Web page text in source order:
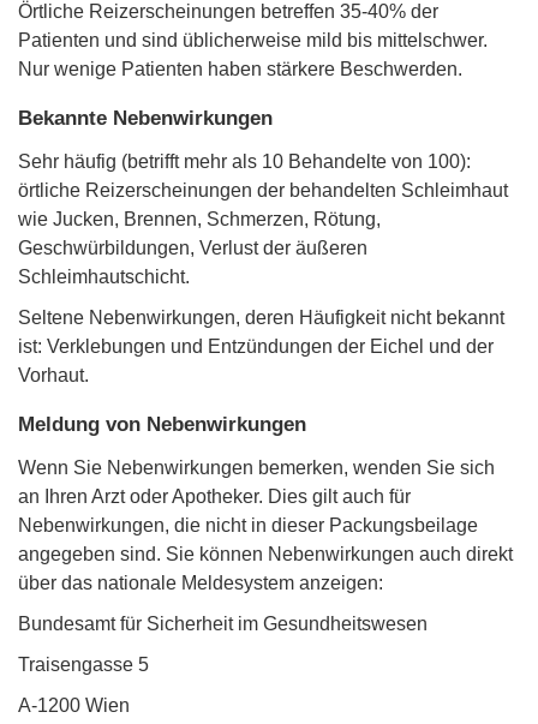
Örtliche Reizerscheinungen betreffen 35-40% der
Patienten und sind üblicherweise mild bis mittelschwer.
Nur wenige Patienten haben stärkere Beschwerden.
Bekannte Nebenwirkungen
Sehr häufig (betrifft mehr als 10 Behandelte von 100):
örtliche Reizerscheinungen der behandelten Schleimhaut
wie Jucken, Brennen, Schmerzen, Rötung,
Geschwürbildungen, Verlust der äußeren
Schleimhautschicht.
Seltene Nebenwirkungen, deren Häufigkeit nicht bekannt
ist: Verklebungen und Entzündungen der Eichel und der
Vorhaut.
Meldung von Nebenwirkungen
Wenn Sie Nebenwirkungen bemerken, wenden Sie sich
an Ihren Arzt oder Apotheker. Dies gilt auch für
Nebenwirkungen, die nicht in dieser Packungsbeilage
angegeben sind. Sie können Nebenwirkungen auch direkt
über das nationale Meldesystem anzeigen:
Bundesamt für Sicherheit im Gesundheitswesen
Traisengasse 5
A-1200 Wien